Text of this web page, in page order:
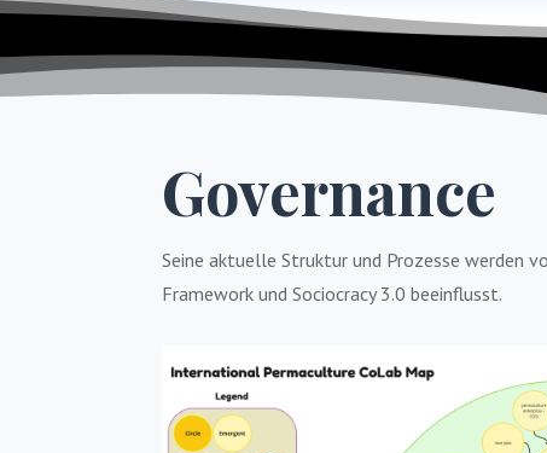
Governance
Seine aktuelle Struktur und Prozesse werden
Framework und Sociocracy 3.0 beeinflusst.